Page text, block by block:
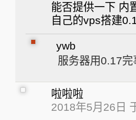
能否提供一下 内
自己的vps搭建
ywb
服务器用0.17完
啦啦啦
2018年5月26日